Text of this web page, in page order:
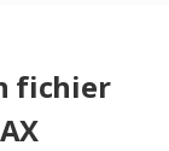
fichier